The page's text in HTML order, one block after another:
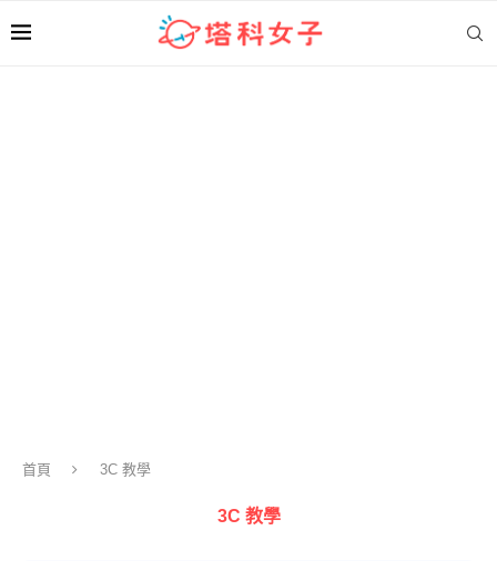
首頁 3C 教學
3C 教學